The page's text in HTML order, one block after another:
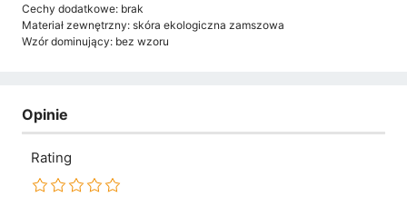
Cechy dodatkowe: brak
Materiał zewnętrzny: skóra ekologiczna zamszowa
Wzór dominujący: bez wzoru
Opinie
Rating